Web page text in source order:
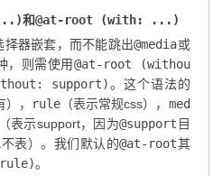
和@at-root (with: ...)
择器嵌套，而不能跳出@media或
，则需使用@at-root (withou
support)。这个语法的
）， rule（表示常规css）， med
（表示support，因为@support 目
表）。我们默认的@at-root其
。